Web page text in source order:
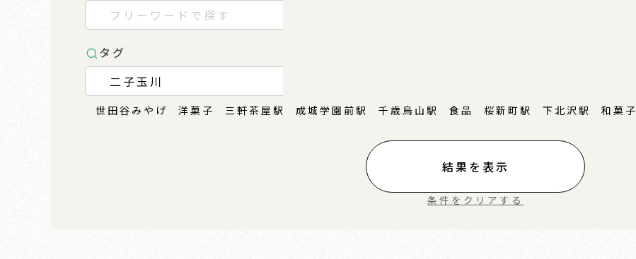
タグ
世田谷みやげ 洋菓子 三軒茶屋駅 成城学園前駅 千歳烏山駅 食品 桜新町駅 下北沢駅 和菓子
結果を表示
条件をクリアする